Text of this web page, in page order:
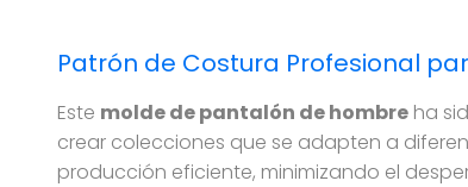
Patrón de Costura Profesional
Este molde de pantalón de hombre ha
crear colecciones que se adapten a
producción eficiente, minimizando el